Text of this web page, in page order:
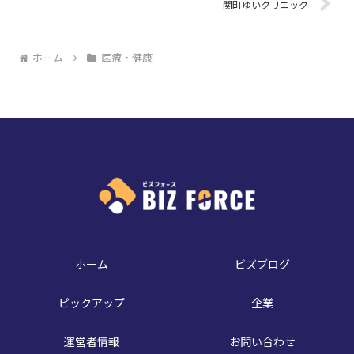
関町ゆいクリニック
ホーム 医療・健康
ホーム ビズブログ
ピックアップ 企業
運営者情報 お問い合わせ